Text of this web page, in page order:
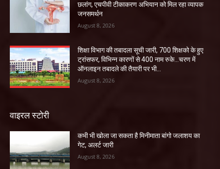
छलांग, एचपीवी टीकाकरण अभियान को मिल रहा व्यापक
जनसमर्थन
August 8, 2026
शिक्षा विभाग की तबादला सूची जारी, 700 शिक्षको के हुए
ट्रांसफर, विभिन्न कारणों से 400 नाम रुके…चरण में
ऑनलाइन तबादले की तैयारी पर भी...
August 8, 2026
वाइरल स्टोरी
कभी भी खोला जा सकता है मिनीमाता बांगो जलाशय का
गेट, अलर्ट जारी
August 8, 2026